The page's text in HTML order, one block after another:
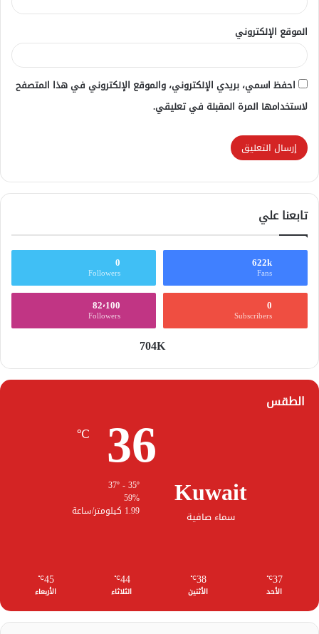
الموقع الإلكتروني
احفظ اسمي، بريدي الإلكتروني، والموقع الإلكتروني في هذا المتصفح
لاستخدامها المرة المقبلة في تعليقي.
تابعنا علي
622k
Fans
0
Followers
0
Subscribers
82٬100
Followers
704K
الطقس
Kuwait
سماء صافية
36
℃
59%
1.99 كيلومتر/ساعة
37
℃
الأحد
38
℃
الأثنين
44
℃
الثلاثاء
45
℃
الأربعاء